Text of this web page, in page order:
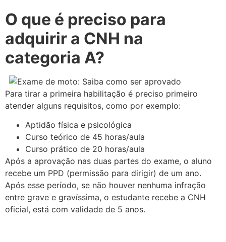
O que é preciso para
adquirir a CNH na
categoria A?
Para tirar a primeira habilitação é preciso primeiro
atender alguns requisitos, como por exemplo:
Aptidão física e psicológica
Curso teórico de 45 horas/aula
Curso prático de 20 horas/aula
Após a aprovação nas duas partes do exame, o aluno
recebe um PPD (permissão para dirigir) de um ano.
Após esse período, se não houver nenhuma infração
entre grave e gravíssima, o estudante recebe a CNH
oficial, está com validade de 5 anos.